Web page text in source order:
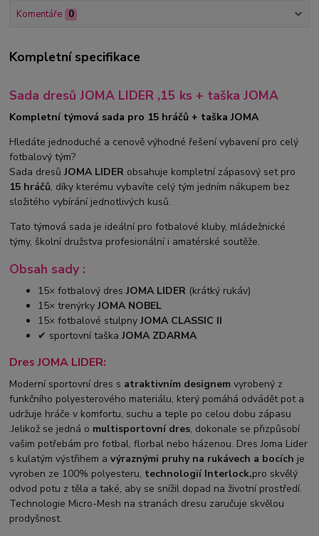
Komentáře 0
Kompletní specifikace
Sada dresů JOMA LIDER ,15 ks + taška JOMA
Kompletní týmová sada pro 15 hráčů + taška JOMA
Hledáte jednoduché a cenově výhodné řešení vybavení pro celý
fotbalový tým?
Sada dresůJOMA LIDER obsahuje kompletní zápasový set pro
15 hráčů, díky kterému vybavíte celý tým jedním nákupem bez
složitého vybírání jednotlivých kusů.
Tato týmová sada je ideální pro fotbalové kluby, mládežnické
týmy, školní družstva profesionální i amatérské soutěže.
Obsah sady :
15× fotbalový dresJOMA LIDER (krátký rukáv)
15× trenýrkyJOMA NOBEL
15× fotbalové stulpnyJOMA CLASSIC II
✔ sportovní taškaJOMA ZDARMA
Dres JOMA LIDER:
Moderní sportovní dres s atraktivním designem vyrobený z
funkčního polyesterového materiálu, který pomáhá odvádět pot a
udržuje hráče v komfortu, suchu a teple po celou dobu zápasu
.Jelikož se jedná o multisportovní dres, dokonale se přizpůsobí
vašim potřebám pro fotbal, florbal nebo házenou. Dres Joma Lider
s kulatým výstřihem a výraznými pruhy na rukávech a bocích je
vyroben ze 100% polyesteru, technologií Interlock,pro skvělý
odvod potu z těla a také, aby se snížil dopad na životní prostředí.
Technologie Micro-Mesh na stranách dresu zaručuje skvělou
prodyšnost.